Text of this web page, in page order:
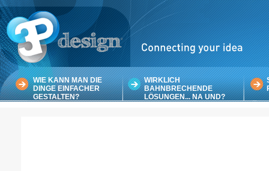
WIE KANN MAN DIE
DINGE EINFACHER
GESTALTEN?
WIRKLICH
BAHNBRECHENDE
LÖSUNGEN... NA UND?